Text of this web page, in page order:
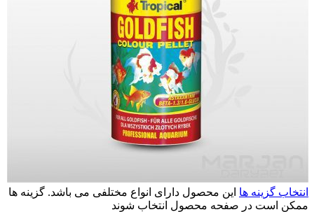
انتخاب گزینه ها این محصول دارای انواع مختلفی می باشد. گزینه ها
ممکن است در صفحه محصول انتخاب شوند